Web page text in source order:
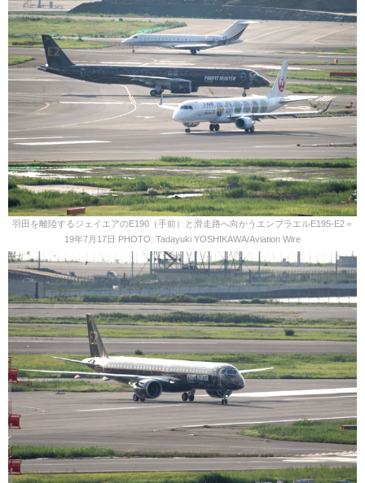
羽田を離陸するジェイエアのE190（手前）と滑走路へ向かうエンブラエルE195-E2＝
19年7月17日 PHOTO: Tadayuki YOSHIKAWA/Aviation Wire